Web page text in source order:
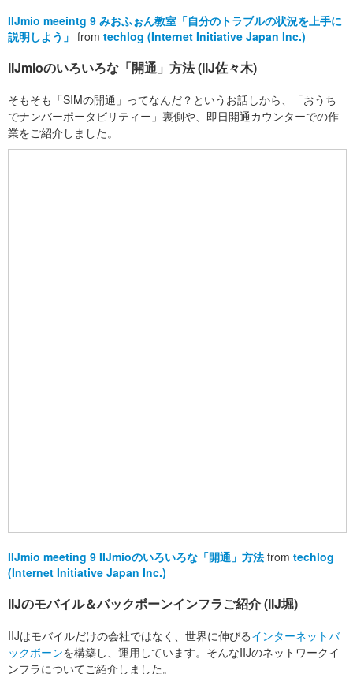
IIJmio meeintg 9 みおふぉん教室「自分のトラブルの状況を上手に
説明しよう」 from techlog (Internet Initiative Japan Inc.)
IIJmioのいろいろな「開通」方法 (IIJ佐々木)
そもそも「SIMの開通」ってなんだ？というお話しから、「おうち
でナンバーポータビリティー」裏側や、即日開通カウンターでの作
業をご紹介しました。
IIJmio meeting 9 IIJmioのいろいろな「開通」方法 from techlog
(Internet Initiative Japan Inc.)
IIJのモバイル＆バックボーンインフラご紹介 (IIJ堀)
IIJはモバイルだけの会社ではなく、世界に伸びるインターネットバ
ックボーンを構築し、運用しています。そんなIIJのネットワークイ
ンフラについてご紹介しました。